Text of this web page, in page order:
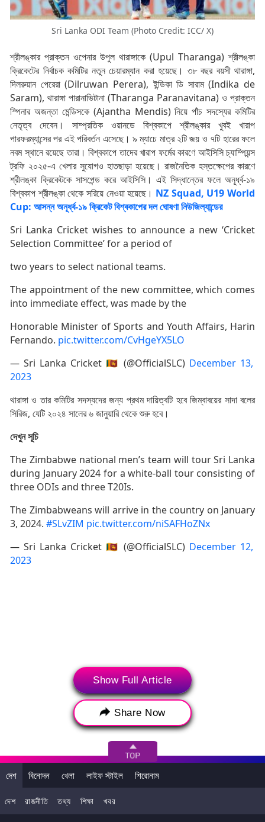
Sri Lanka ODI Team (Photo Credit: ICC/ X)
শ্রীলঙ্কার প্রাক্তন ওপেনার উপুল থারাঙ্গাকে (Upul Tharanga) শ্রীলঙ্কা
ক্রিকেটের নির্বাচক কমিটির নতুন চেয়ারম্যান করা হয়েছে। ৩৮ বছর বয়সী থারাঙ্গা,
দিলরুয়ান পেরেরা (Dilruwan Perera), ইন্ডিকা ডি সারাম (Indika de
Saram), থারাঙ্গা পারানাভিটানা (Tharanga Paranavitana) ও প্রাক্তন
স্পিনার অজন্তা মেন্ডিসকে (Ajantha Mendis) নিয়ে পাঁচ সদস্যের কমিটির
নেতৃত্ব দেবেন। সাম্প্রতিক ওয়ানডে বিশ্বকাপে শ্রীলঙ্কার খুবই খারাপ
পারফরম্যান্সের পর এই পরিবর্তন এসেছে। ৯ ম্যাচে মাত্র ২টি জয় ও ৭টি হারের ফলে
নবম স্থানে রয়েছে তারা। বিশ্বকাপে তাদের খারাপ ফর্মের কারণে আইসিসি চ্যাম্পিয়ন্স
ট্রফি ২০২৫-এ খেলার সুযোগও হাতছাড়া হয়েছে। রাজনৈতিক হস্তক্ষেপের কারণে
শ্রীলঙ্কা ক্রিকেটকে সাসপেন্ড করে আইসিসি। এই সিদ্ধান্তের ফলে অনূর্ধ্ব-১৯
বিশ্বকাপ শ্রীলঙ্কা থেকে সরিয়ে নেওয়া হয়েছে। NZ Squad, U19 World
Cup: আসন্ন অনূর্ধ্ব-১৯ ক্রিকেট বিশ্বকাপের দল ঘোষণা নিউজিল্যান্ডের
Sri Lanka Cricket wishes to announce a new ‘Cricket
Selection Committee’ for a period of
two years to select national teams.
The appointment of the new committee, which comes
into immediate effect, was made by the
Honorable Minister of Sports and Youth Affairs, Harin
Fernando. pic.twitter.com/CvHgeYX5LO
— Sri Lanka Cricket 🇱🇰 (@OfficialSLC) December 13,
2023
থারাঙ্গা ও তার কমিটির সদস্যদের জন্য প্রথম দায়িত্বটি হবে জিম্বাবয়ের সাদা বলের
সিরিজ, যেটি ২০২৪ সালের ৬ জানুয়ারি থেকে শুরু হবে।
দেখুন সূচি
The Zimbabwe national men’s team will tour Sri Lanka
during January 2024 for a white-ball tour consisting of
three ODIs and three T20Is.
The Zimbabweans will arrive in the country on January
3, 2024. #SLvZIM pic.twitter.com/niSAFHoZNx
— Sri Lanka Cricket 🇱🇰 (@OfficialSLC) December 12,
2023
(টুইটার, ইনস্টাগ্রাম এবং ইউটিউব সহ সোশাল মিডিয়া থেকে আপনার কাছে সর্বশেষতম
ব্রেকিং নিউজ, ভাইরাল ট্রেন্ডস এবং ইনফরমেশন নিয়ে আসে SocialLY। উপরের
এবং লেটেস্টলি এতে কোনও সংশোধন বা সম্পাদনা করেনি। সোশাল মিডিয়া পোস্টের
মতামত এবং তথ্য লেটেস্টলি-র মতামতকে প্রতিফলিত করে না। লেটেস্টলি এর জন্য
কোনও দায়বদ্ধতা বা দায় গ্রহণ করে না।)
Show Full Article
Share Now
দেশ বিনোদন খেলা লাইফ স্টাইল শিরোনাম
দেশ রাজনীতি তথ্য শিক্ষা খবর